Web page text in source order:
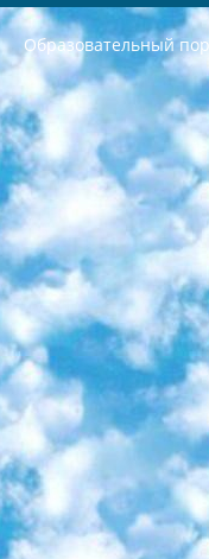
Образовательный
РЕСПУБЛИКА УЗБЕКИСТАН МИНИСТРЕРСТВО ДОШКОЛЬНОГО И ШКОЛЬНОГО ОБРАЗОВАНИЯ КОМАНДА в общеобразовательных учреждениях в 2023-2024 учебном году организация и проведение итоговой государственной аттестации обучающихся о Министра дошкольного и школьного образования Республики Узбекистан от 4 марта 2008 года (постановлением Минюста от 20 марта 2008 года № 1778 государственной регистрации) «Итоговое состояние учащихся общего среднего образования на основании положения об утверждении положения об аттестации общего среднего образования выпускной экзамен студентов в образовательных учреждениях в 2023-2024 учебном году В целях организации и прохождения аттестации приказываю: 1. Следующее: перечень предметов, по которым будет проводиться итоговая государственная аттестация и экзамен формы перевода согласно приложению 1; сертификаты международного образца, оценивающие уровень владения иностранными языками перечень согласно приложению 2; 2. Педагогический при специализированных образовательных учреждениях. научно-практический центр квалификации и международной оценки (Д.Давидова) 2024 г. До 25 марта: задания по предметам, по которым будет проводиться итоговая аттестация разработка и утверждение технических условий; итоговая аттестация на основании разработанного предметного задания разработка вопросов по предметам (устно и письменно), экзамен передача; общеобразовательные средние школы и специальные учебные заведения учащиеся выпускных классов школ и интернатов в агентской системе подготовка базы данных экзаменационных материалов и критериев оценки; перевод базы экзаменационных материалов на все языки обучения подать в Республиканский образовательный центр для изготовления; варианты экзаменов на основе разработанных контрольных материалов пусть будут поставлены задачи формирования. 3. Республиканский образовательный центр (Ш.Худайкулов) до 5 апреля 2024 года. до: база данных предоставленных экзаменационных материалов на все языки обучения перевод и экспертиза; для слепых, слабовидящих, глухих, слабослышащих и умственно отсталых детей учащиеся выпускных классов специализированных школ и школ-интернатов база данных экзаменационных материалов на всех преподаваемых языках подготовка критериев оценки; специализированные школы для умственно отсталых детей и технологии для учащихся выпускных классов школ-интернатов разработка соответствующих рекомендаций и критериев проведения ЕГЭ по естествознанию давать задания. 4. Педагогический при специализированных образовательных учреждениях. Научно-практический центр навыков и международной оценки (Д.Давидова), Республика образовательный центр (Худайкулов Ш.) итоговый государственный аттестационный экзамен ориентирован на творческое и логическое мышление при подготовке базы материалов учитывать введение заданий. 5. Следует отметить, что: сертификат государственного образца о знании общеобразовательного предмета и как минимум национальный уровень B1 по предметам на иностранных языках, указанным в Приложении 2. или международно признанный сертификат эквивалентного уровня студенты, изучающие определенный предмет, освобождаются от экзамена; по соответствующим предметам запланирована итоговая государственная аттестация за день до дня, путем жеребьевки Рабочей группой (в письменной форме по предметам, проводимым в форме) из числа сформированных вариантов выбрано 2 варианта; 2 выбранных варианта экзамена анонсированы на официальном сайте министерства и все выпускники по всей стране на основе этих вариантов проводит итоговую государственную аттестацию. 6. Государственное образование учащихся средних общеобразовательных учреждений. знания в соответствии с квалификационными требованиями, которые необходимо приобрести на основании стандартов итоговый (выпускной) контроль для 9 и 11 классов в целях тестирования Экзамены (далее – экзамены) состоят из предметов, перечисленных в приложении 1. будет сделано. 7. Экзамены пройдут с 26 мая по 15 июня 2024 г. (кроме науки физического воспитания). 8. Физическая для учащихся 9 классов общесредних образовательных учреждений. Экзамены по предмету «Образование, квалификация медицина» 1-6 мая 2024 года. сотрудники перевести под присмотр (с отклонениями в физическом или умственном развитии) специализированная школа для детей, школы-интернаты и со сколиозом школы-интернаты санаторного типа для больных детей исключены). 9. Он был слепым, слабовидящим и имел нарушения